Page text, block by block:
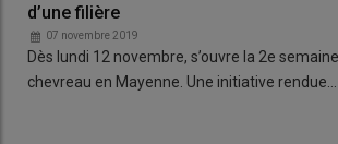
d’une filière
07 novembre 2019
Dès lundi 12 novembre, s’ouvre la 2e
chevreau en Mayenne. Une initiative rendue…